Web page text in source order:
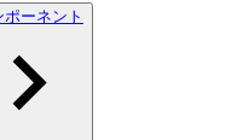
ポーネント